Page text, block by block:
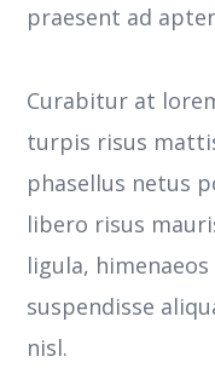
praesent ad
Curabitur at
turpis risus
phasellus netus
libero risus
ligula,
suspendisse
nisl.